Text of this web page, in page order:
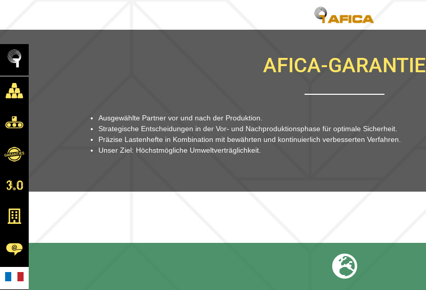
AFICA-GARANTIE
Ausgewählte Partner vor und nach der Produktion.
Strategische Entscheidungen in der Vor- und Nachproduktionsphase für optimale Sicherheit.
Präzise Lastenhefte in Kombination mit bewährten und kontinuierlich verbesserten Verfahren.
Unser Ziel: Höchstmögliche Umweltverträglichkeit.